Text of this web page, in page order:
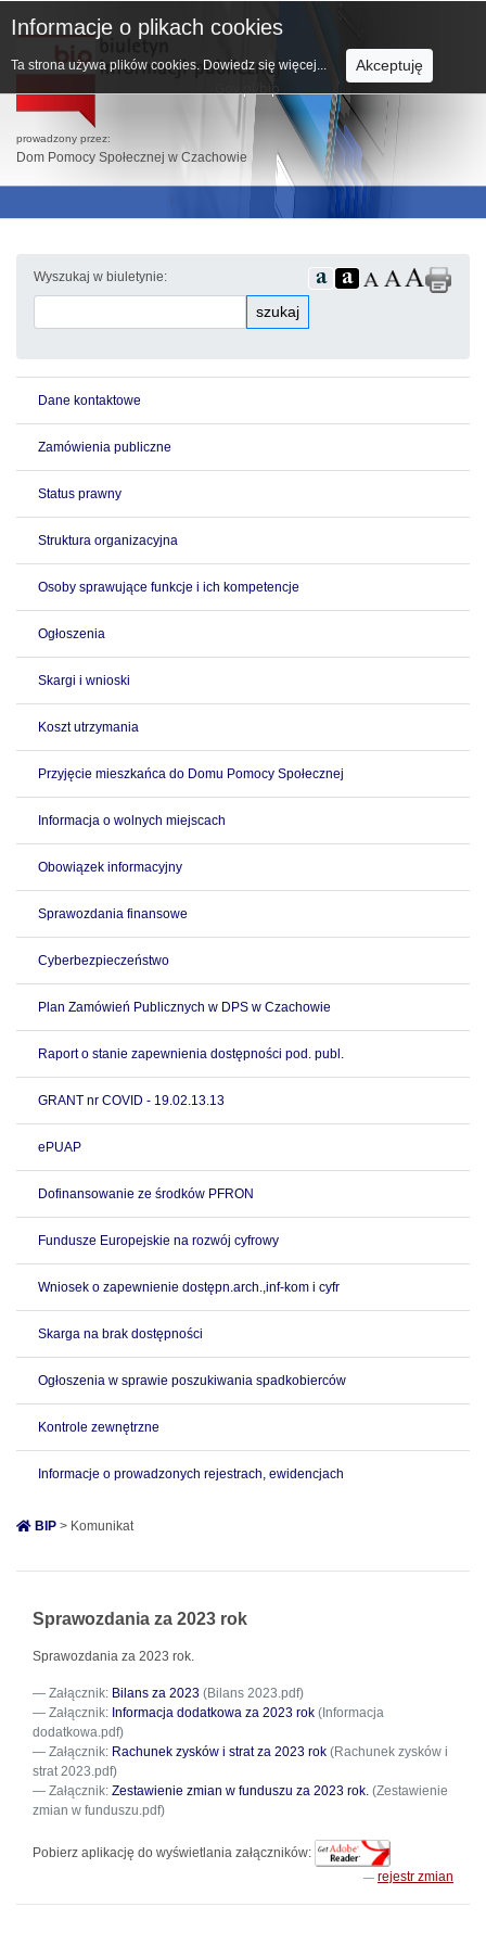
prowadzony przez:
Dom Pomocy Społecznej w Czachowie
Wyszukaj w biuletynie:
szukaj
Dane kontaktowe
Zamówienia publiczne
Status prawny
Struktura organizacyjna
Osoby sprawujące funkcje i ich kompetencje
Ogłoszenia
Skargi i wnioski
Koszt utrzymania
Przyjęcie mieszkańca do Domu Pomocy Społecznej
Informacja o wolnych miejscach
Obowiązek informacyjny
Sprawozdania finansowe
Cyberbezpieczeństwo
Plan Zamówień Publicznych w DPS w Czachowie
Raport o stanie zapewnienia dostępności pod. publ.
GRANT nr COVID - 19.02.13.13
ePUAP
Dofinansowanie ze środków PFRON
Fundusze Europejskie na rozwój cyfrowy
Wniosek o zapewnienie dostępn.arch.,inf-kom i cyfr
Skarga na brak dostępności
Ogłoszenia w sprawie poszukiwania spadkobierców
Kontrole zewnętrzne
Informacje o prowadzonych rejestrach, ewidencjach
BIP > Komunikat
Sprawozdania za 2023 rok
Sprawozdania za 2023 rok.
Załącznik: Bilans za 2023 (Bilans 2023.pdf)
Załącznik: Informacja dodatkowa za 2023 rok (Informacja
dodatkowa.pdf)
Załącznik: Rachunek zysków i strat za 2023 rok (Rachunek zysków i
strat 2023.pdf)
Załącznik: Zestawienie zmian w funduszu za 2023 rok. (Zestawienie
zmian w funduszu.pdf)
Pobierz aplikację do wyświetlania załączników:
rejestr zmian
Informacje o plikach cookies
Ta strona używa plików cookies. Dowiedz się więcej... Akceptuję